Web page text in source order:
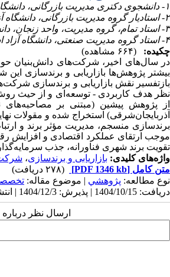
۱- دانشجوی دکتری مدیریت بازرگانی، دانشگاه آزاد اسلامی، واحد زنجان، زنجان، ایران
۲- استادیار گروه مدیریت بازرگانی، دانشگاه آزاد اسلامی، واحد زنجان، زنجان، ایران ،
۳- استاد تمام، گروه مدیریت، واحد زنجان، دانشگاه آزاد اسلامی،زنجان، ایران
۴- استاد گروه مدیریت صنعتی، دانشگاه آزاد اسلامی، واحد تبریز، تبریز، ایران
چکیده:
(۶۶۴ مشاهده)
در سال‌های اخیر، شرکت‌های دانش‌بنیان
بیشتر پژوهش‌ها بازاریابی و برندسازی
بازتفسیر نقش بازاریابی و برندسازی
نظر هدف کاربردی -توسعه‌ای و از حیث
از پژوهش پیشین (مبتنی بر مصاحبه‌های
آذربایجانشرقی) استخراج شده و مقولات
برندسازی منسجم، مدیریت مؤثر برند و
موجب ارتقای عملکرد اقتصادی و افزایش
تقویت برند شهری فناورانه، جذب
واژه‌های کلیدی: بازاریابی و برندسازی،
متن کامل [PDF 1346 kb]
(۲۷۸ دریافت)
نوع مطالعه: پژوهشي | موضوع مقاله:
دریافت: 1404/10/15 | پذیرش: 1404/12/3 | انتشار: 1405/1/10 | انتشار الکترونیک: 1405/1/10
ارسال نظر